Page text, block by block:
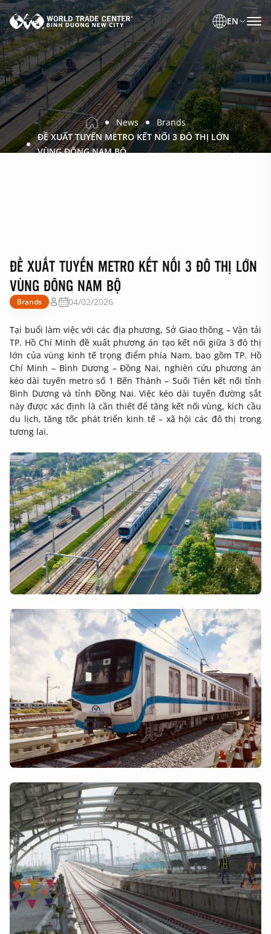
EN
News
Brands
ĐỀ XUẤT TUYẾN METRO KẾT NỐI 3 ĐÔ THỊ LỚN
VÙNG ĐÔNG NAM BỘ
ĐỀ XUẤT TUYẾN METRO KẾT NỐI 3 ĐÔ THỊ LỚN
VÙNG ĐÔNG NAM BỘ
Brands 04/02/2026
Tại buổi làm việc với các địa phương, Sở Giao thông – Vận tải
TP. Hồ Chí Minh đề xuất phương án tạo kết nối giữa 3 đô thị
lớn của vùng kinh tế trọng điểm phía Nam, bao gồm TP. Hồ
Chí Minh – Bình Dương – Đồng Nai, nghiên cứu phương án
kéo dài tuyến metro số 1 Bến Thành – Suối Tiên kết nối tỉnh
Bình Dương và tỉnh Đồng Nai. Việc kéo dài tuyến đường sắt
này được xác định là cần thiết để tăng kết nối vùng, kích cầu
du lịch, tăng tốc phát triển kinh tế – xã hội các đô thị trong
tương lai.